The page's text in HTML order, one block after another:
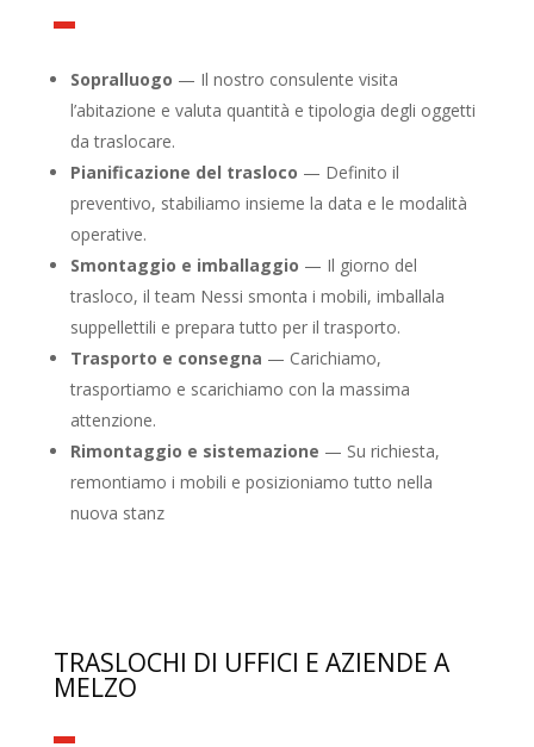
Sopralluogo — Il nostro consulente visita
l’abitazione e valuta quantità e tipologia degli oggetti
da traslocare.
Pianificazione del trasloco — Definito il
preventivo, stabiliamo insieme la data e le modalità
operative.
Smontaggio e imballaggio — Il giorno del
trasloco, il team Nessi smonta i mobili, imballala
suppellettili e prepara tutto per il trasporto.
Trasporto e consegna — Carichiamo,
trasportiamo e scarichiamo con la massima
attenzione.
Rimontaggio e sistemazione — Su richiesta,
remontiamo i mobili e posizioniamo tutto nella
nuova stanz
TRASLOCHI DI UFFICI E AZIENDE A
MELZO